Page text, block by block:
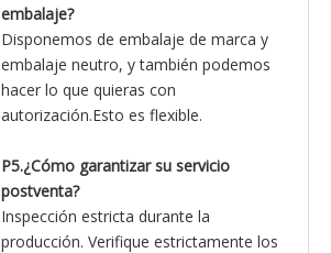
embalaje?
Disponemos de embalaje de marca y
embalaje neutro, y también podemos
hacer lo que quieras con
autorización.Esto es flexible.
P5.¿Cómo garantizar su servicio
postventa?
Inspección estricta durante la
producción. Verifique estrictamente los